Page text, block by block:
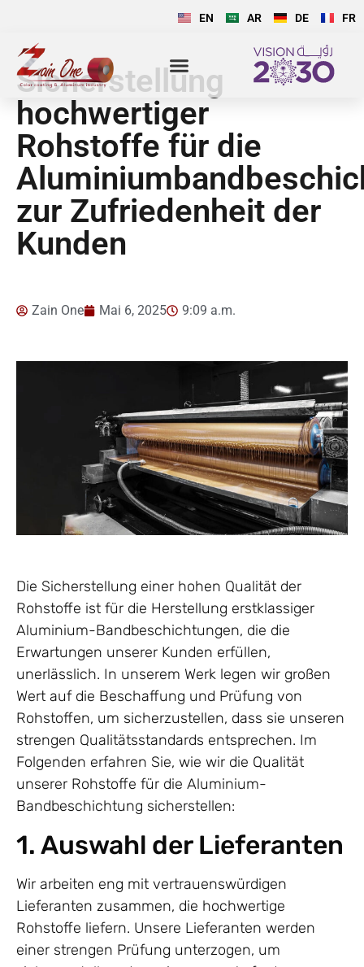
EN AR DE FR
Sicherstellung
hochwertiger
Rohstoffe für die
zur Zufriedenheit der
Kunden
Zain One Mai 6, 2025 9:09 a.m.
Die Sicherstellung einer hohen Qualität der
Rohstoffe ist für die Herstellung erstklassiger
Aluminium-Bandbeschichtungen, die die
Erwartungen unserer Kunden erfüllen,
unerlässlich. In unserem Werk legen wir großen
Wert auf die Beschaffung und Prüfung von
Rohstoffen, um sicherzustellen, dass sie unseren
strengen Qualitätsstandards entsprechen. Im
Folgenden erfahren Sie, wie wir die Qualität
unserer Rohstoffe für die Aluminium-
Bandbeschichtung sicherstellen:
1. Auswahl der Lieferanten
Wir arbeiten eng mit vertrauenswürdigen
Lieferanten zusammen, die hochwertige
Rohstoffe liefern. Unsere Lieferanten werden
einer strengen Prüfung unterzogen, um